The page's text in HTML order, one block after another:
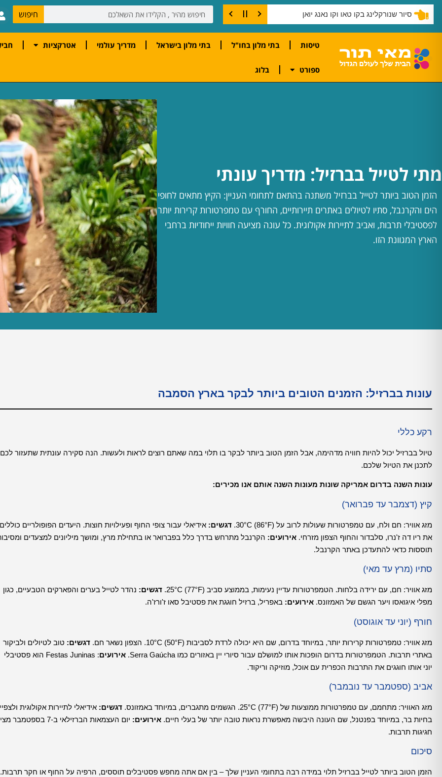
סיור שנורקלינג בקו טאו וקו נאנג יואן חיפוש
טיסות בתי מלון בחו"ל בתי מלון בישראל מדריך עולמי אטרקציות
ספורט בלוג
מתי לטייל בברזיל: מדריך עונתי
הזמן הטוב ביותר לטייל בברזיל משתנה בהתאם לתחומי העניין: הקיץ מתאים לחופי
הים והקרנבל, סתיו לטיולים באתרים תיירותיים, החורף עם טמפרטורות קרירות יותר
לפסטיבלי תרבות, ואביב לתיירות אקולוגית. כל עונה מציעה חוויות ייחודיות ברחבי
הארץ המגוונת הזו.
עונות בברזיל: הזמנים הטובים ביותר לבקר בארץ הסמבה
רקע כללי
טיול בברזיל יכול להיות חוויה מדהימה, אבל הזמן הטוב ביותר לבקר בו תלוי במה שאתם רוצים לראות ולעשות. הנה סקירה עונתית שתעזור לכם
לתכנן את הטיול שלכם.
עונות השנה בדרום אמריקה שונות מעונות השנה אותם אנו מכירים:
קיץ (דצמבר עד פברואר)
מזג אוויר: חם ולח, עם טמפרטורות שעולות לרוב על 30°C (86°F). דגשים: אידיאלי עבור צופי החוף ופעילויות חוצות. היעדים הפופולריים כוללים
את ריו דה ז'נרו, סלבדור והחוף הצפון מזרחי. אירועים: הקרנבל מתרחש בדרך כלל בפברואר או בתחילת מרץ, ומושך מיליונים למצעדים
תוססות כדאי להתעדכן באתר הקרנבל.
סתיו (מרץ עד מאי)
מזג אוויר: חם, עם ירידה בלחות. הטמפרטורות עדיין נעימות, בממוצע סביב 25°C (77°F). דגשים: נהדר לטייל בערים והפארקים הטבעיים, כגון
מפלי איגואסו ויער הגשם של האמזונס. אירועים: באפריל, ברזיל חוגגת את פסטיבל סאו ז'ורז'ה.
חורף (יוני עד אוגוסט)
מזג אוויר: טמפרטורות קרירות יותר, במיוחד בדרום, שם היא יכולה לרדת לסביבות 10°C (50°F). הצפון נשאר חם. דגשים: טוב לטיולים ולביקור
באתרי תרבות. הטמפרטורות בדרום הופכות אותו למושלם עבור סיורי יין באזורים כמו Serra Gaúcha.
אירועים
: Festas Juninas הוא פסטיבלי
יוני אותו חוגגים את התרבות הכפרית עם אוכל, מוזיקה וריקוד.
אביב (ספטמבר עד נובמבר)
מזג האוויר: מתחמם, עם טמפרטורות ממוצעות של 25°C (77°F). הגשמים מתגברים, במיוחד באמזונס. דגשים: אידיאלי לתיירות אקולוגית
בחיות בר, במיוחד בפנטנל, שם העונה היבשה מאפשרת נראות טובה יותר של בעלי חיים. אירועים:
יום העצמאות הברזילאי ב-7 בספטמבר
חגיגות תרבות.
סיכום
הזמן הטוב ביותר לטייל בברזיל תלוי במידה רבה בתחומי העניין שלך – בין אם אתה מחפש פסטיבלים תוססים, הרפיה על החוף או חקר תרבות.